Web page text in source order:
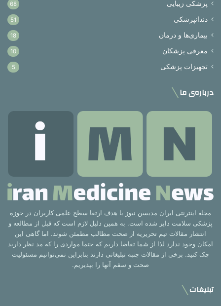
پزشکی زیبایی 68
دندانپزشکی 51
بیماری‌ها و درمان 18
معرفی پزشکان 10
تجهیزات پزشکی 5
درباره‌ی ما
مجله اینترنتی ایران مدیسن نیوز با هدف ارتقا سطح علمی کاربران در حوزه
پزشکی سلامت دایر شده است. به همین دلیل لازم است که قبل از مطالعه و
انتشار مقالات تیم تحریریه از صحت مطالب مطمئن شوند. اما گاهی این
امکان وجود ندارد لذا از شما تقاضا داریم که حتما مواردی را که مد نظر دارید
چک کنید. برخی از مقالات جنبه تبلیغاتی دارند بنابراین نمی‌توانیم مسئولیت
صحت و سقم آنها را بپذیریم.
تبلیغات